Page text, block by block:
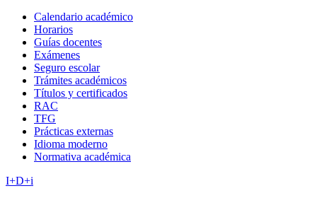
Calendario académico
Horarios
Guías docentes
Exámenes
Seguro escolar
Trámites académicos
Títulos y certificados
RAC
TFG
Prácticas externas
Idioma moderno
Normativa académica
I+D+i